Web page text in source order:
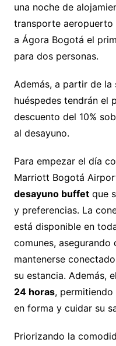
una noche de
transporte aeropuerto
a Ágora Bogotá el
para dos personas.
Además, a partir de la
huéspedes tendrán el
descuento del 10%
al desayuno.
Para empezar el día
Marriott Bogotá
desayuno buffetque
y preferencias. La
está disponible en
comunes, asegurando
mantenerse
su estancia. Además, el
24 horas, permitiendo
en forma y cuidar su
Priorizando la